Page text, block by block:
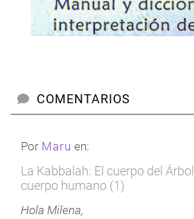
COMENTARIOS
Por Maru en:
La Kabbalah: El cuerpo del
cuerpo humano (1)
Hola Milena,